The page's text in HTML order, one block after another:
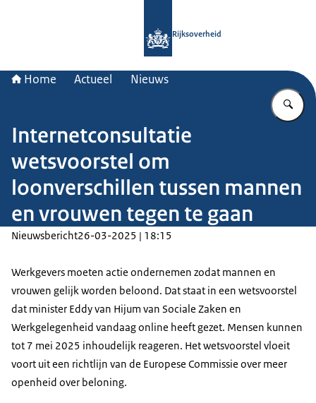
Rijksoverheid
Home Actueel Nieuws
Internetconsultatie
wetsvoorstel om
loonverschillen tussen mannen
en vrouwen tegen te gaan
Nieuwsbericht26-03-2025 | 18:15
Werkgevers moeten actie ondernemen zodat mannen en
vrouwen gelijk worden beloond. Dat staat in een wetsvoorstel
dat minister Eddy van Hijum van Sociale Zaken en
Werkgelegenheid vandaag online heeft gezet. Mensen kunnen
tot 7 mei 2025 inhoudelijk reageren. Het wetsvoorstel vloeit
voort uit een richtlijn van de Europese Commissie over meer
openheid over beloning.